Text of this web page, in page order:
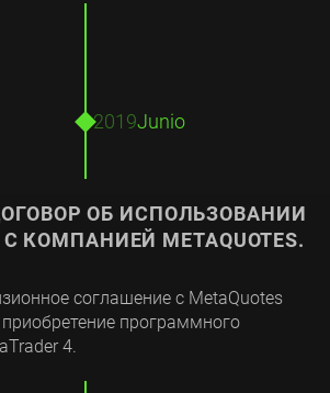
ОБ ИСПОЛЬЗОВАНИИ
С КОМПАНИЕЙ METAQUOTES.
соглашение с MetaQuotes
программного
4.
Junio
2019